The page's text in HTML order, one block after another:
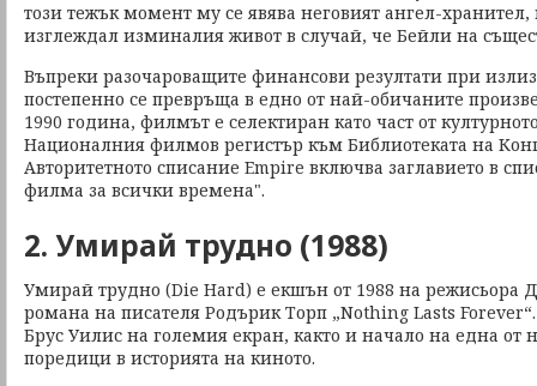
този тежък момент му се явява неговият ангел-хранител,
изглеждал изминалия живот в случай, че Бейли на
Въпреки разочароващите финансови резултати при
постепенно се превръща в едно от най-обичаните
1990 година, филмът е селектиран като част от
Националния филмов регистър към Библиотеката на
Авторитетното списание Empire включва заглавието в
филма за всички времена".
2. Умирай трудно (1988)
Умирай трудно (Die Hard) е екшън от 1988 на режисьора
романа на писателя Родърик Торп „Nothing Lasts
Брус Уилис на големия екран, както и начало на една от
поредици в историята на киното.